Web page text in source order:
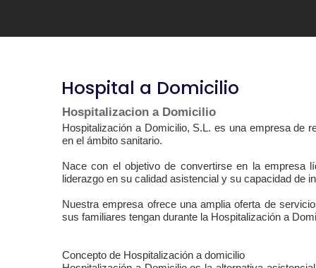
Hospital a Domicilio
Hospitalizacion a Domicilio
Hospitalización a Domicilio, S.L. es una empresa de
en el ámbito sanitario.
Nace con el objetivo de convertirse en la empresa
liderazgo en su calidad asistencial y su capacidad de
Nuestra empresa ofrece una amplia oferta de
sus familiares tengan durante la Hospitalización a
Concepto de Hospitalización a domicilio